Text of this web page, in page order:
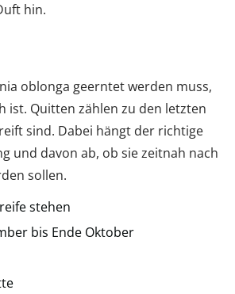
hin.
oblonga geerntet werden muss,
ist. Quitten zählen zu den letzten
sind. Dabei hängt der richtige
und davon ab, ob sie zeitnah nach
sollen.
stehen
bis Ende Oktober